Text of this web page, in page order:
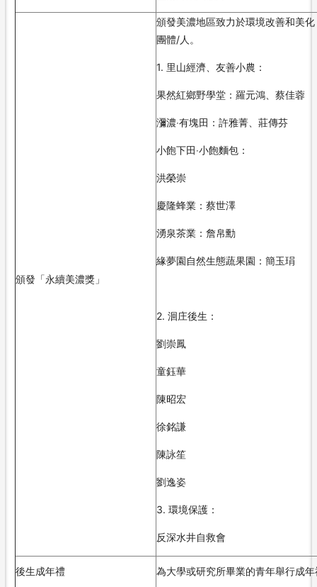
頒發「永續美濃獎」
頒發美濃地區致力於環境改善和美
團體/人。
1. 里山經濟、友善小農：
果然紅鄉野學堂：羅元鴻、蔡佳蓉
瀰濃‧有塊田：許雅菁、莊傳芬
小飽下田‧小飽麵包：
洪榮崇
慶隆蜂業：蔡世澤
湧泉茶業：詹帛勳
緣夢園自然生態蔬果園：簡玉琄
2. 洄庄後生：
劉崇鳳
童鈺華
陳昭宏
徐銘謙
陳詠笙
劉逸姿
3. 環境保護：
反深水井自救會
後生成年禮 為大學或研究所畢業的青年舉行成